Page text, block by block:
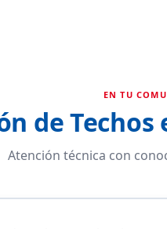
EN TU
de Techos
Atención técnica con